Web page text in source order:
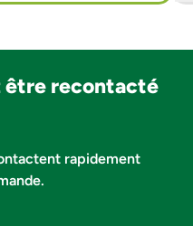
être recontacté
rapidement